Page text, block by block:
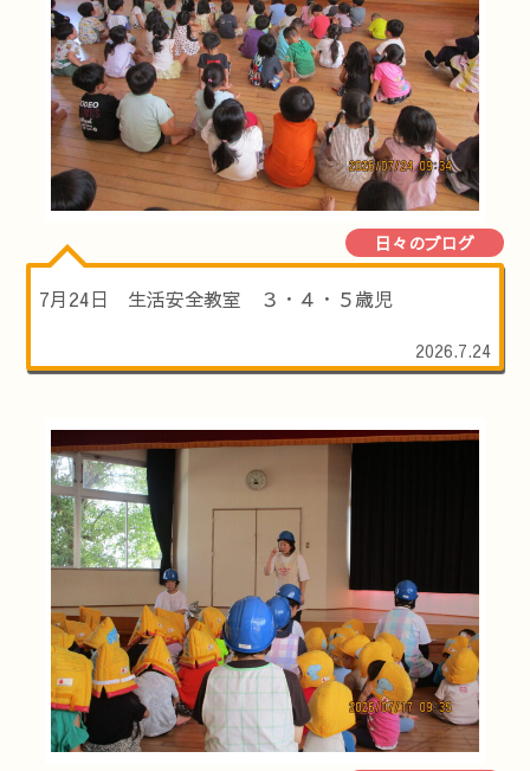
日々のブログ
7月24日 生活安全教室 ３・４・５歳児
2026.7.24